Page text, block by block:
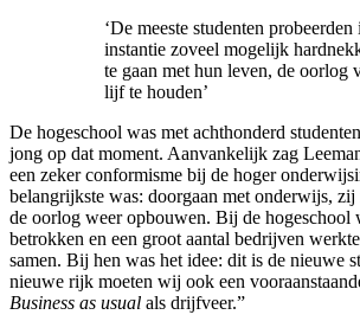
‘De meeste studenten probeerden
instantie zoveel mogelijk
te gaan met hun leven, de oorlog
lijf te houden’
De hogeschool was met achthonderd
jong op dat moment. Aanvankelijk zag
een zeker conformisme bij de hoger
belangrijkste was: doorgaan met onderwijs, zij
de oorlog weer opbouwen. Bij de hogeschool
betrokken en een groot aantal bedrijven
samen. Bij hen was het idee: dit is de nieuwe
nieuwe rijk moeten wij ook een
Business as usual als drijfveer.”